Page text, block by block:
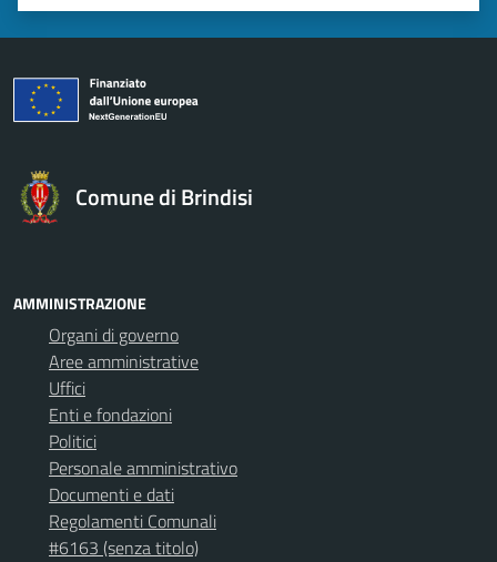
Valuta 5 stelle su 5
Valuta 4 stelle su 5
Valuta 3 stelle su 5
Valuta 2 stelle su 5
Valuta 1 stelle su 5
Comune di Brindisi
AMMINISTRAZIONE
Organi di governo
Aree amministrative
Uffici
Enti e fondazioni
Politici
Personale amministrativo
Documenti e dati
Regolamenti Comunali
#6163 (senza titolo)